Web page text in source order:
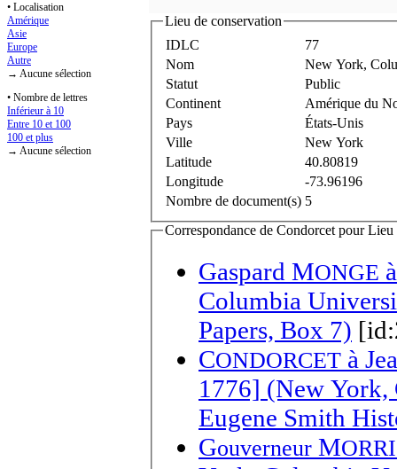
• Localisation
Amérique
Asie
Europe
Autre
→ Aucune sélection
• Nombre de lettres
Inférieur à 10
Entre 10 et 100
100 et plus
→ Aucune sélection
Lieu de conservation
IDLC
77
Nom
New York,
Statut
Public
Continent
Amérique du
Pays
États-Unis
Ville
New York
Latitude
40.80819
Longitude
-73.96196
Nombre de document(s) 5
Correspondance de Condorcet pour
Gaspard MONGE
Columbia
Papers, Box 7)
CONDORCET à
1776] (New
Eugene Smith
Gouverneur M